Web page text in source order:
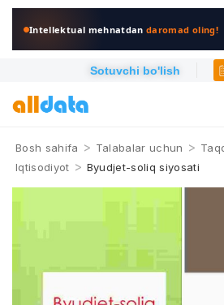
Intellektual mehnatdandaromad oling!
Sotuvchi bo'lish
Bosh sahifa > Talabalar uchun >
Iqtisodiyot > Byudjеt-sоliq siyosаti